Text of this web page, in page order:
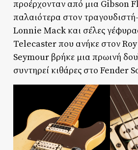
προέρχονταν από μια Gibson
παλαιότερα στον
Lonnie Mack και σέλες
Telecaster που ανήκε στον
Seymour βρήκε μια πρωινή
συντηρεί κιθάρες στο Fender